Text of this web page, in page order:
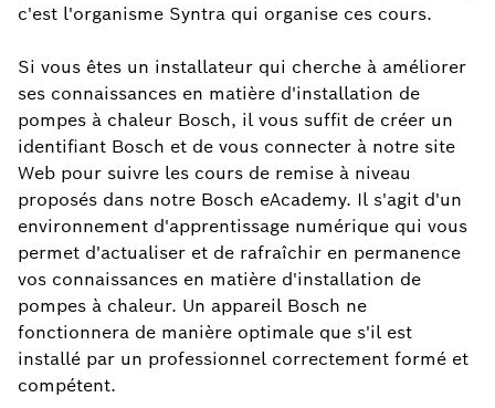
c'est l'organisme Syntra qui organise ces cours.
Si vous êtes un installateur qui cherche à améliorer
ses connaissances en matière d'installation de
pompes à chaleur Bosch, il vous suffit de créer un
identifiant Bosch et de vous connecter à notre site
Web pour suivre les cours de remise à niveau
proposés dans notre Bosch eAcademy. Il s'agit d'un
environnement d'apprentissage numérique qui vous
permet d'actualiser et de rafraîchir en permanence
vos connaissances en matière d'installation de
pompes à chaleur. Un appareil Bosch ne
fonctionnera de manière optimale que s'il est
installé par un professionnel correctement formé et
compétent.